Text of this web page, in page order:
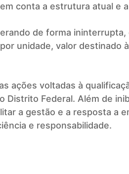
conta a estrutura atual e
de forma
unidade, valor destinado
ações voltadas à
Distrito Federal. Além de
a gestão e a resposta a
e responsabilidade.